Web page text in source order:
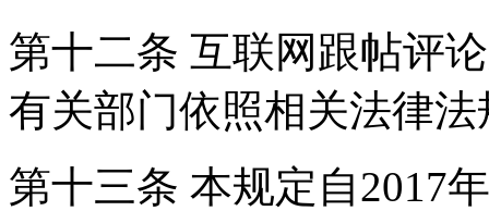
第十二条 互联网跟帖评
有关部门依照相关法律
第十三条 本规定自2017